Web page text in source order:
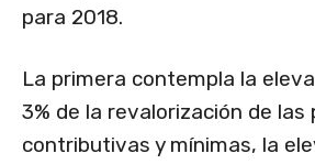
para 2018.
La primera contempla la
3% de la revalorización de las
contributivas y mínimas, la